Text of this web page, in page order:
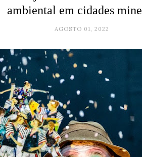
ambiental em cidades
AGOSTO 01, 2022